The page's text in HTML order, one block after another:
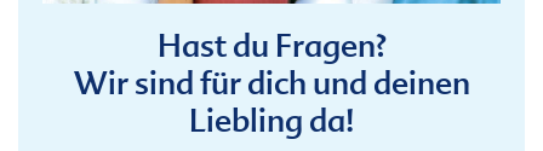
Hast du Fragen?
Wir sind für dich und deinen
Liebling da!